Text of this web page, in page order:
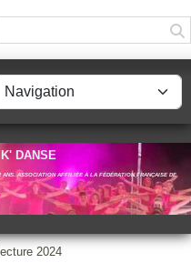
DANSE
ASSOCIATION AFFILIÉE À LA FÉDÉRATION FRANÇAISE DE
2024